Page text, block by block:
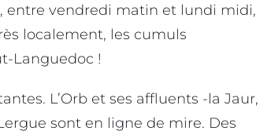
entre vendredi matin et lundi midi,
localement, les cumuls
Languedoc !
L’Orb et ses affluents -la Jaur,
sont en ligne de mire. Des